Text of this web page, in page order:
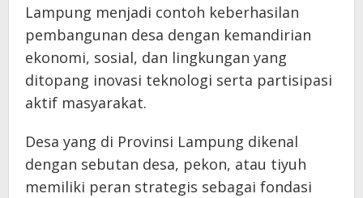
Lampung menjadi contoh keberhasilan
pembangunan desa dengan kemandirian
ekonomi, sosial, dan lingkungan yang
ditopang inovasi teknologi serta partisipasi
aktif masyarakat.
Desa yang di Provinsi Lampung dikenal
dengan sebutan desa, pekon, atau tiyuh
memiliki peran strategis sebagai fondasi